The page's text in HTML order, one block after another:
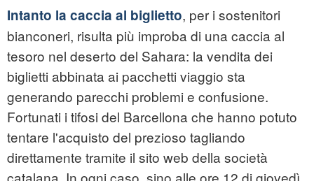
Intanto la caccia al biglietto, per i sostenitori
bianconeri, risulta più improba di una caccia al
tesoro nel deserto del Sahara: la vendita dei
biglietti abbinata ai pacchetti viaggio sta
generando parecchi problemi e confusione.
Fortunati i tifosi del Barcellona che hanno potuto
tentare l'acquisto del prezioso tagliando
direttamente tramite il sito web della società